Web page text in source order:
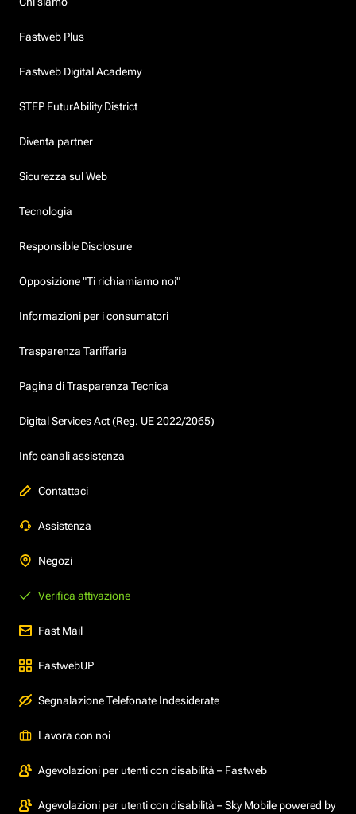
Fastweb Plus
Fastweb Digital Academy
STEP FuturAbility District
Diventa partner
Sicurezza sul Web
Tecnologia
Responsible Disclosure
Opposizione "Ti richiamiamo noi"
Informazioni per i consumatori
Trasparenza Tariffaria
Pagina di Trasparenza Tecnica
Digital Services Act (Reg. UE 2022/2065)
Info canali assistenza
Contattaci
Assistenza
Negozi
Verifica attivazione
Fast Mail
FastwebUP
Segnalazione Telefonate Indesiderate
Lavora con noi
Agevolazioni per utenti con disabilità – Fastweb
Agevolazioni per utenti con disabilità – Sky Mobile powered by